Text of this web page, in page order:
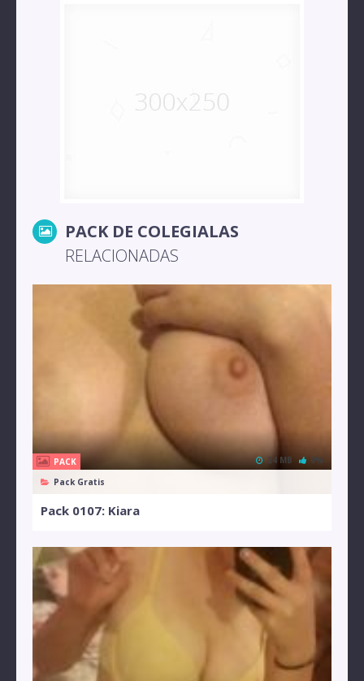
PACK DE COLEGIALAS
RELACIONADAS
PACK
Pack Gratis
24 MB 0%
Pack 0107: Kiara